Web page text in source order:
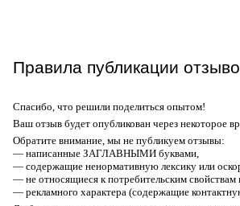
Правила публикации
Спасибо, что решили поделиться опытом!
Ваш отзыв будет опубликован через некоторое
Обратите внимание, мы не публикуем отзывы:
— написанные ЗАГЛАВНЫМИ буквами,
— содержащие ненормативную лексику или
— не относящиеся к потребительским свойствам
— рекламного характера (содержащие